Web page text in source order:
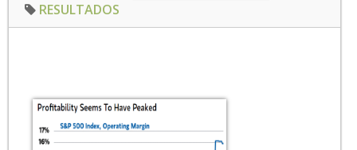
RESULTADOS